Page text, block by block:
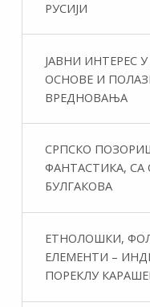
РУСИЈИ
ЈАВНИ ИНТЕРЕС
ОСНОВЕ И
ВРЕДНОВАЊА
СРПСКО
ФАНТАСТИКA,
БУЛГАКОВА
ЕТНОЛОШКИ,
ЕЛЕМЕНТИ –
ПОРЕКЛУ